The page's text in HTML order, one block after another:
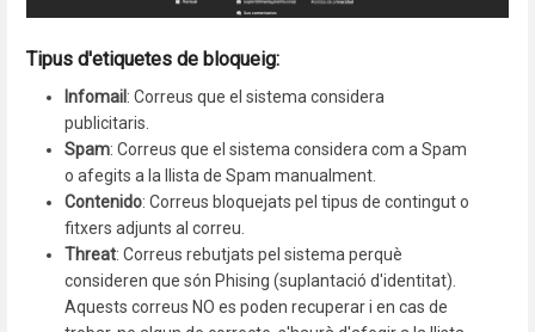
Tipus d'etiquetes de bloqueig:
Infomail : Correus que el sistema considera
publicitaris.
Spam: Correus que el sistema considera com a Spam
o afegits a la llista de Spam manualment.
Contenido: Correus bloquejats pel tipus de contingut o
fitxers adjunts al correu.
Threat: Correus rebutjats pel sistema perquè
consideren que són Phising (suplantació d'identitat).
Aquests correus NO es poden recuperar i en cas de